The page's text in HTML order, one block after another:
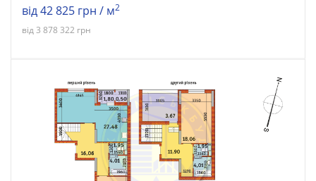
від 42 825 грн / м2
від 3 878 322 грн